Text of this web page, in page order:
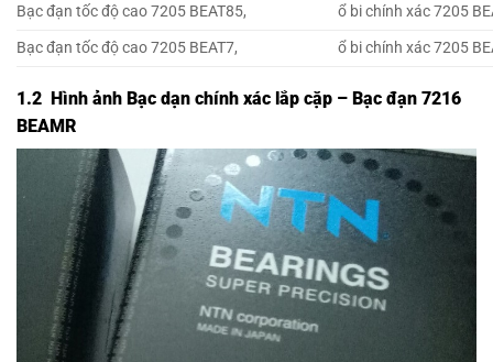
Bạc đạn tốc độ cao 7205 BEAT85,
ổ bi chính xác 7205
Bạc đạn tốc độ cao 7205 BEAT7,
ổ bi chính xác 7205
1.2 Hình ảnh Bạc dạn chính xác lắp cặp – Bạc đạn 7216
BEAMR